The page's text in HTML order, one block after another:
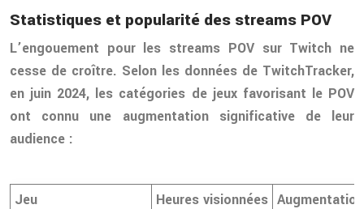
Statistiques et popularité des streams POV
L’engouement pour les streams POV sur Twitch ne
cesse de croître. Selon les données de TwitchTracker,
en juin 2024, les catégories de jeux favorisant le POV
ont connu une augmentation significative de leur
audience :
Jeu Heures visionnées